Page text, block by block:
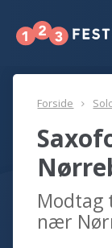
Forside
Modtag
nær